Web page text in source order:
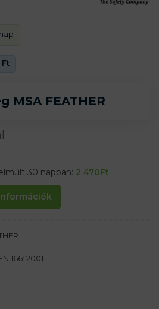
MSA FEATHER
Ft
30 napban: 2 470Ft
166: 2001